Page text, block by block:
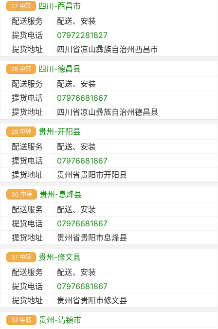
27 中转
四川-西昌市
配送服务
配送、安装
提货电话
07972281827
提货地址
四川省凉山彝族自治州西昌市
28 中转
四川-德昌县
配送服务
配送、安装
提货电话
07976681867
提货地址
四川省凉山彝族自治州德昌县
29 中转
贵州-开阳县
配送服务
配送、安装
提货电话
07976681867
提货地址
贵州省贵阳市开阳县
30 中转
贵州-息烽县
配送服务
配送、安装
提货电话
07976681867
提货地址
贵州省贵阳市息烽县
31 中转
贵州-修文县
配送服务
配送、安装
提货电话
07976681867
提货地址
贵州省贵阳市修文县
32 中转
贵州-清镇市